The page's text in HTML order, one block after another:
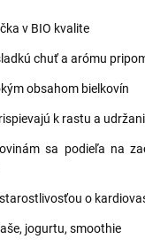
v BIO kvalite
chuť a arómu
obsahom bielkovín
k rastu a
sa podieľa na
o
jogurtu, smoothie